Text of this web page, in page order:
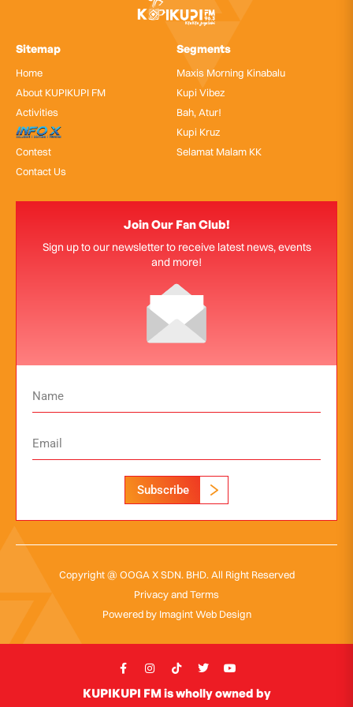
Sitemap
Home
About KUPIKUPI FM
Activities
InfoX
Contest
Contact Us
Segments
Maxis Morning Kinabalu
Kupi Vibez
Bah, Atur!
Kupi Kruz
Selamat Malam KK
Join Our Fan Club!
Sign up to our newsletter to receive latest news, events
and more!
Subscribe
Copyright @ OOGA X SDN. BHD. All Right Reserved
Privacy and Terms
Powered by Imagint Web Design
KUPIKUPI FM is wholly owned by